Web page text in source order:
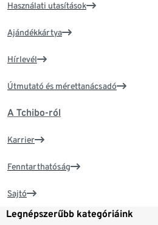
Használati utasítások
Ajándékkártya
Hírlevél
Útmutató és mérettanácsadó
A Tchibo-ról
Karrier
Fenntarthatóság
Sajtó
Legnépszerűbb kategóriáink